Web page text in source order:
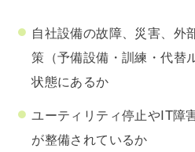
自社設備の故障、災害、外
策（予備設備・訓練・代替
状態にあるか
ユーティリティ停止やIT障
が整備されているか